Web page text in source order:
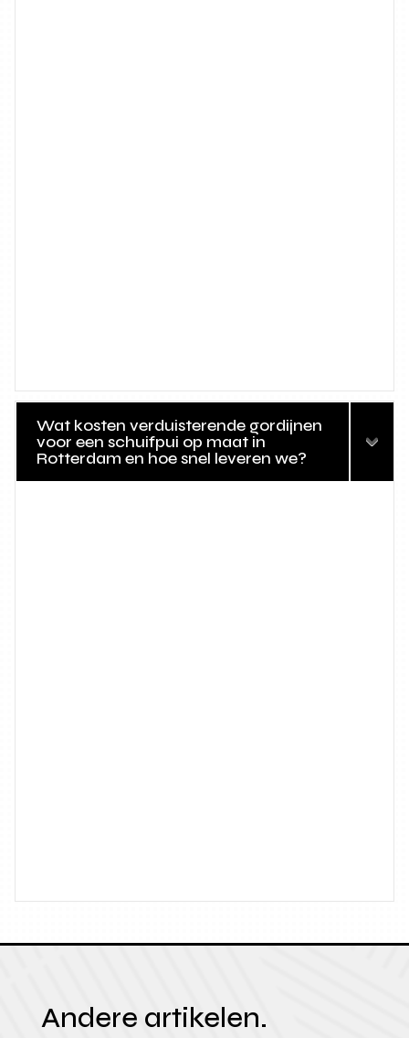
Wat kosten verduisterende gordijnen
voor een schuifpui op maat in
Rotterdam en hoe snel leveren we?
Andere artikelen.